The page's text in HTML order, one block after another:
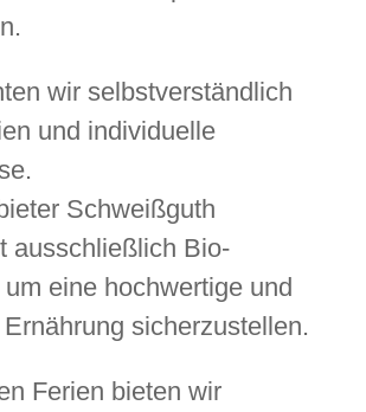
wir selbstverständlich
und individuelle
Schweißguth
ausschließlich Bio-
eine hochwertige und
sicherzustellen.
Ferien bieten wir